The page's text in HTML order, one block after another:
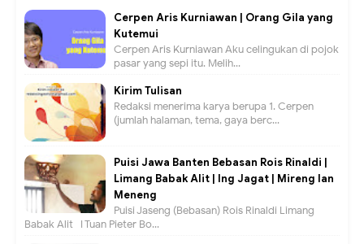
Cerpen Aris Kurniawan | Orang Gila yang
Kutemui
Cerpen Aris Kurniawan Aku celingukan di pojok
pasar yang sepi itu. Melih...
Kirim Tulisan
Redaksi menerima karya berupa 1. Cerpen
(jumlah halaman, tema, gaya berc...
Puisi Jawa Banten Bebasan Rois Rinaldi |
Limang Babak Alit | Ing Jagat | Mireng lan
Meneng
Puisi Jaseng (Bebasan) Rois Rinaldi Limang
Babak Alit I Tuan Pieter Bo...